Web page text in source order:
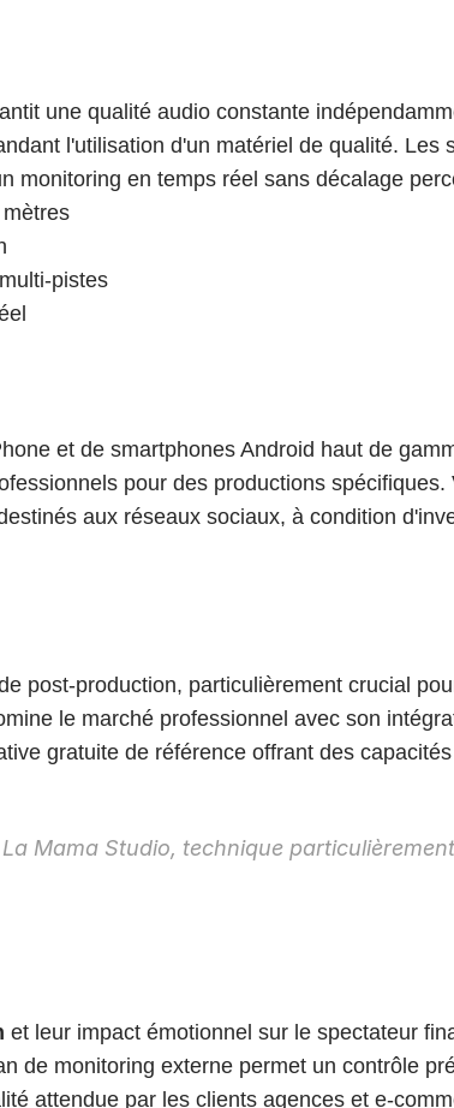
une qualité audio constante
l'utilisation d'un matériel de qualité. Les
monitoring en temps réel sans décalage
pistes
et de smartphones Android haut de
pour des productions spécifiques.
aux réseaux sociaux, à condition
post-production, particulièrement crucial
le marché professionnel avec son
gratuite de référence offrant des
Mama Studio, technique
et leur impact émotionnel sur le spectateur
de monitoring externe permet un contrôle
attendue par les clients agences et e-